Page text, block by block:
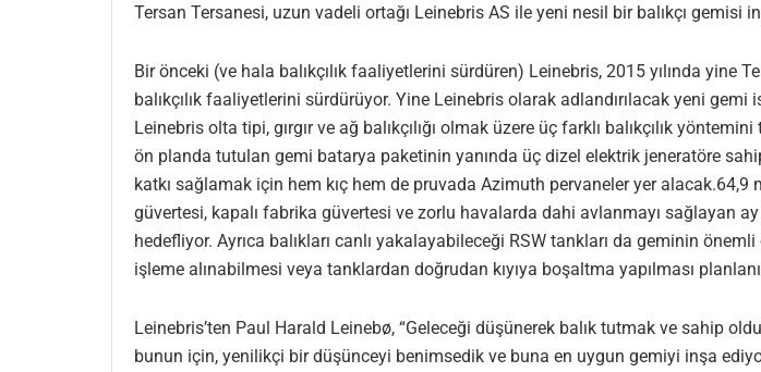
Tersan Tersanesi, uzun vadeli ortağı Leinebris AS ile yeni nesil bir balıkçı gemisi
Bir önceki (ve hala balıkçılık faaliyetlerini sürdüren) Leinebris, 2015 yılında
balıkçılık faaliyetlerini sürdürüyor. Yine Leinebris olarak adlandırılacak yeni
Leinebris olta tipi, gırgır ve ağ balıkçılığı olmak üzere üç farklı balıkçılık
ön planda tutulan gemi batarya paketinin yanında üç dizel elektrik jeneratöre
katkı sağlamak için hem kıç hem de pruvada Azimuth pervaneler yer
güvertesi, kapalı fabrika güvertesi ve zorlu havalarda dahi avlanmayı sağlayan
hedefliyor. Ayrıca balıkları canlı yakalayabileceği RSW tankları da geminin
işleme alınabilmesi veya tanklardan doğrudan kıyıya boşaltma yapılması
Leinebris’ten Paul Harald Leinebø, “Geleceği düşünerek balık tutmak ve sahip
bunun için, yenilikçi bir düşünceyi benimsedik ve buna en uygun gemiyi inşa